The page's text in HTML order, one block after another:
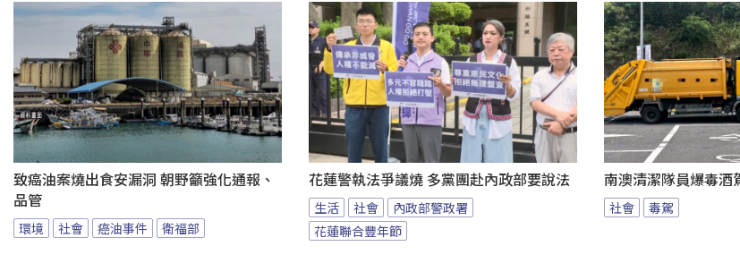
致癌油案燒出食安漏洞 朝野籲強化通報、
品管
環境 社會 癌油事件 衛福部
花蓮警執法爭議燒 多黨團赴內政部要說法
生活 社會
內政部警政署
花蓮聯合豐年節
南澳清潔隊員爆毒酒
社會 毒駕